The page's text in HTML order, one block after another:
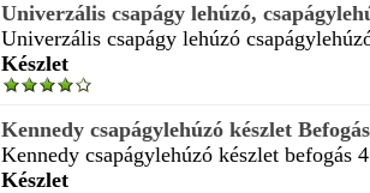
Univerzális csapágy lehúzó,
Univerzális csapágy lehúzó
Készlet
Kennedy csapágylehúzó készlet
Kennedy csapágylehúzó készlet befogás
Készlet